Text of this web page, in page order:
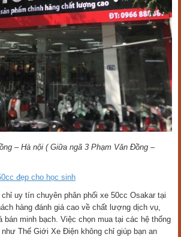
– Hà nội ( Giữa ngã 3 Phạm Văn Đồng –
đẹp cho học sinh
uy tín chuyên phân phối xe 50cc Osakar tại
hàng đánh giá cao về chất lượng dịch vụ,
bán minh bạch. Việc chọn mua tại các hệ thống
Thế Giới Xe Điện không chỉ giúp bạn an